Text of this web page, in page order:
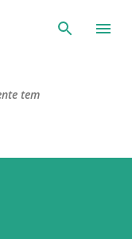
tem